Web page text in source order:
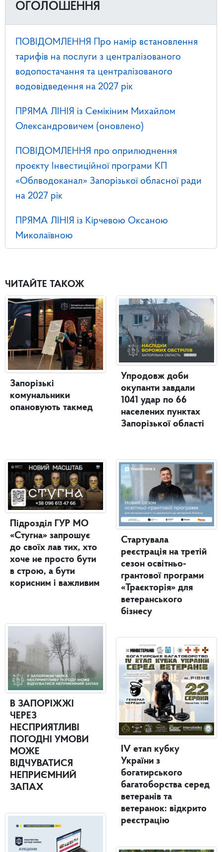
ОГОЛОШЕННЯ
ПОВІДОМЛЕННЯ Про намір встановлення
тарифів на послуги з централізованого
водопостачання та централізованого
водовідведення на 2027 рік
ПРЯМА ЛІНІЯ із Семікіним Михайлом
Олександровичем (оновлено)
ПОВІДОМЛЕННЯ про оприлюднення
проєкту Інвестиційної програми КП
«Облводоканал» Запорізької обласної ради
на 2027 рік
ПРЯМА ЛІНІЯ із Кірчевою Оксаною
Миколаївною
ЧИТАЙТЕ ТАКОЖ
Запорізькі
комунальники
опановують такмед
Підрозділ ГУР МО
«Стугна» запрошує
до своїх лав тих, хто
хоче не просто бути
в строю, а бути
корисним і важливим
В ЗАПОРІЖЖІ
ЧЕРЕЗ
НЕСПРИЯТЛИВІ
ПОГОДНІ УМОВИ
МОЖЕ
ВІДЧУВАТИСЯ
НЕПРИЄМНИЙ
ЗАПАХ
Упродовж доби
окупанти завдали
1041 удар по 66
населених пунктах
Запорізької області
Стартувала
реєстрація на третій
сезон освітньо-
грантової програми
«Траєкторія» для
ветеранського
бізнесу
IV етап кубку
України з
богатирського
багатоборства серед
ветеранів та
ветеранок: відкрито
реєстрацію